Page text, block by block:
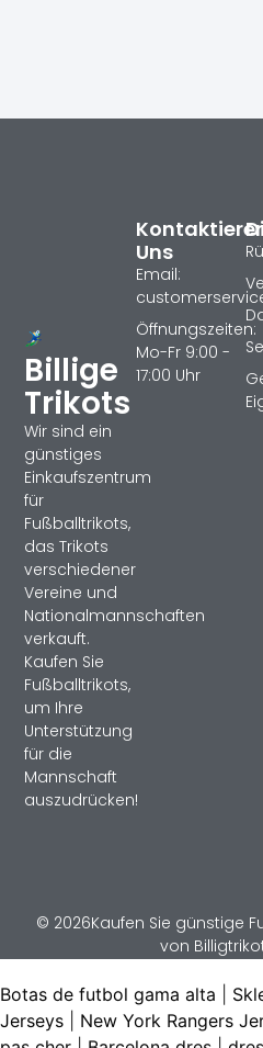
Billige
Trikots
Wir sind ein
günstiges
Einkaufszentrum
für
Fußballtrikots,
das Trikots
verschiedener
Vereine und
Nationalmannschaften
verkauft.
Kaufen Sie
Fußballtrikots,
um Ihre
Unterstützung
für die
Mannschaft
auszudrücken!
Uns
Email:
Öffnungszeiten:
Mo-Fr 9:00 -
17:00 Uhr
© 2026Kaufen Sie günstige
von
Botas de futbol gama alta
Jerseys
New York Rangers